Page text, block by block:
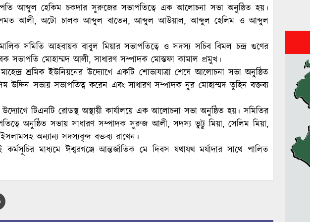
আব্দুল হেকিম চকদার সুরুজের সভাপতিত্বে এক আলোচনা সভা অনুষ্ঠিত হয়।
আলী, অটো চালক আব্দুল বাতেন, আব্দুল আউয়াল, আব্দুল হেলিম ও আব্দুল
সমিতি আহবায়ক বাবুল মিয়ার সভাপতিত্বে ও সদস্য সচিব বিমল চন্দ্র গুণের
সভাপতি মোহাম্মদ আলী, সাধারণ সম্পাদক মোস্তফা কামাল প্রমুখ।
শ্রমিক ইউনিয়নের উদ্যোগে একটি শোভাযাত্রা শেষে আলোচনা সভা অনুষ্ঠিত
উদ্দিন সভায় সভাপতিত্ব করেন এবং সাধারণ সম্পাদক নুর মোহাম্মদ তুহিন বক্তব্য
টিএনটি রোডস্থ অস্থায়ী কার্যালয়ে এক আলোচনা সভা অনুষ্ঠিত হয়। সমিতির
অনুষ্ঠিত সভায় সাধারণ সম্পাদক সুরুজ আলী, সদস্য ভুট্টু মিয়া, সেলিম মিয়া,
অন্যান্য সদস্যবৃন্দ বক্তব্য রাখেন।
মাধ্যমে ঈশ্বরগঞ্জে আন্তর্জাতিক মে দিবস যথাযথ মর্যাদার সাথে পালিত